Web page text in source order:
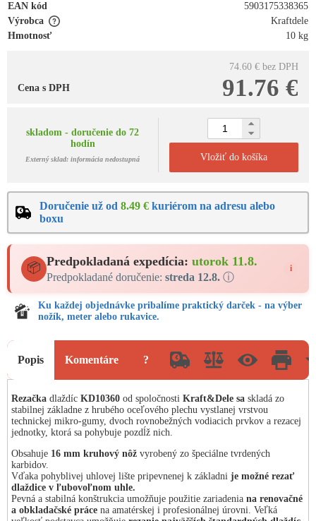
EAN kód
5903175338365
Výrobca
Kraftdele
Hmotnosť
10 kg
74.60 € bez DPH
91.76 €
Cena s DPH
skladom - doručenie do 72
hodín
Externý sklad: informácia nedostupná Vložiť do košíka
Doručenie už od 8.49 € kuriérom na adresu alebo
boxu
📦 Predpokladaná expedícia: utorok 11.8.
Predpokladané doručenie: streda 12.8. ⓘ
i
Ku každej objednávke pribalíme praktický darček - na výber
nožík, meter alebo rukavice.
Popis Komentáre ?
Rezačka dlaždíc KD10360 od spoločnosti Kraft&Dele sa skladá zo
stabilnej základne z hrubého oceľového plechu vystlanej vrstvou
technickej mikro-gumy, dvoch rovnobežných vodiacich prvkov a rezacej
jednotky, ktorá sa pohybuje pozdĺž nich.
Obsahuje 16 mm kruhový nôž vyrobený zo špeciálne tvrdených
karbidov.
Vďaka pohyblivej uhlovej lište pripevnenej k základni je možné rezať
dlaždice v ľubovoľnom uhle.
Pevná a stabilná konštrukcia umožňuje použitie zariadenia na renovačné
a obkladačské práce na amatérskej i profesionálnej úrovni. Veľká